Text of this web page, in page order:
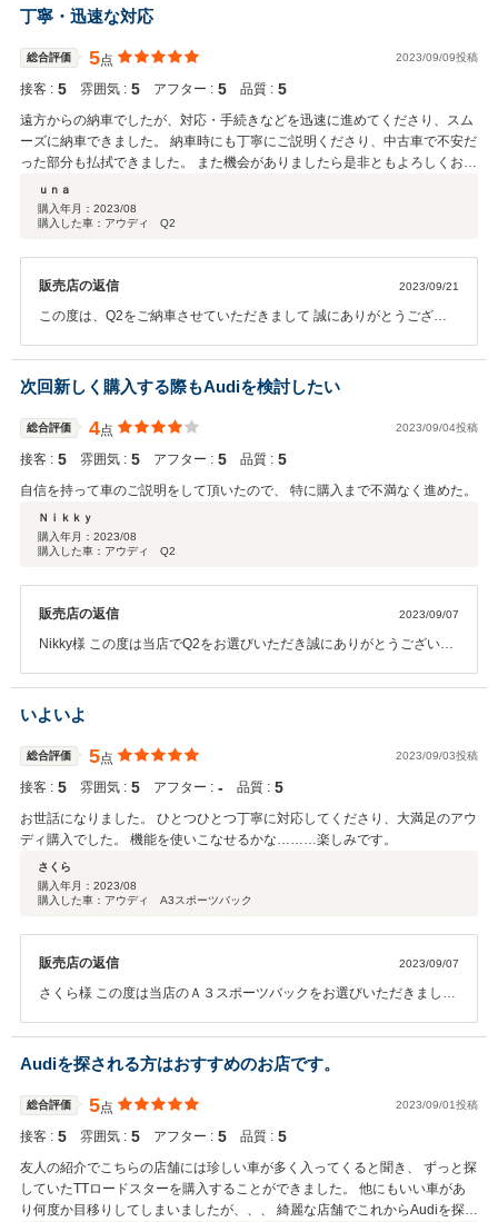
だと思います。 今までお乗りのお車同様、アウディも可愛がってくだ
さいませ。 今後とも宜しくお願い致します。
丁寧・迅速な対応
総合評価 5点 2023/09/09投稿
接客 : 5 雰囲気 : 5 アフター : 5 品質 : 5
遠方からの納車でしたが、対応・手続きなどを迅速に進めてくださり、スム
ーズに納車できました。 納車時にも丁寧にご説明くださり、中古車で不安だ
った部分も払拭できました。 また機会がありましたら是非ともよろしくお願
いします。
ｕｎａ
購入年月： 2023/08
購入した車：アウディ Q2
販売店の返信 2023/09/21
この度は、Q2をご納車させていただきまして 誠にありがとうござい
嬉しく思います。 また、関西にお越しの際はお気軽にお立ち寄りくだ
さいませ。 今後とも宜しくお願い致します。
次回新しく購入する際もAudiを検討したい
総合評価 4点 2023/09/04投稿
接客 : 5 雰囲気 : 5 アフター : 5 品質 : 5
自信を持って車のご説明をして頂いたので、 特に購入まで不満なく進めた。
Ｎｉｋｋｙ
購入年月： 2023/08
購入した車：アウディ Q2
販売店の返信 2023/09/07
Nikky様 この度は当店でQ2をお選びいただき誠にありがとうございま
ことなどございましたらお気軽にお声がけください！
いよいよ
総合評価 5点 2023/09/03投稿
接客 : 5 雰囲気 : 5 アフター : ‐ 品質 : 5
お世話になりました。 ひとつひとつ丁寧に対応してくださり、大満足のアウ
ディ購入でした。 機能を使いこなせるかな………楽しみです。
さくら
購入年月： 2023/08
購入した車：アウディ A3スポーツバック
販売店の返信 2023/09/07
さくら様 この度は当店のＡ３スポーツバックをお選びいただきまして
に行き、思い出を作っていただければ幸いです。 操作の事でご不明な
ことがありましたらいつでもご連絡くださいませ。 今後ともよろしく
お願い致します！
Audiを探される方はおすすめのお店です。
総合評価 5点 2023/09/01投稿
接客 : 5 雰囲気 : 5 アフター : 5 品質 : 5
友人の紹介でこちらの店舗には珍しい車が多く入ってくると聞き、 ずっと探
していたTTロードスターを購入することができました。 他にもいい車があ
り何度か目移りしてしまいましたが、、、 綺麗な店舗でこれからAudiを探す